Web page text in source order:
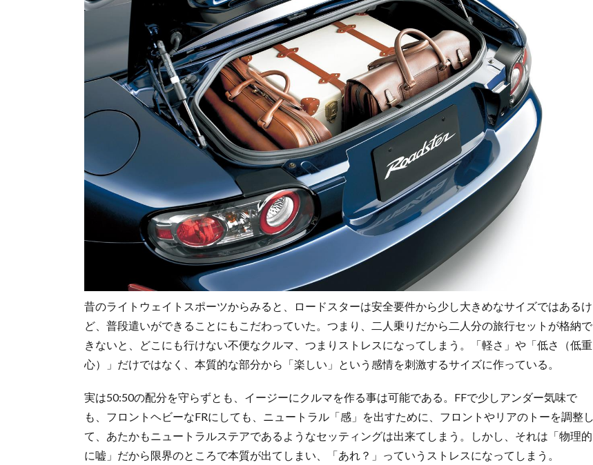
昔のライトウェイトスポーツからみると、ロードスターは安全要件から少し大きめなサイズではあるけ
ど、普段遣いができることにもこだわっていた。つまり、二人乗りだから二人分の旅行セットが格納で
きないと、どこにも行けない不便なクルマ、つまりストレスになってしまう。「軽さ」や「低さ（低重
心）」だけではなく、本質的な部分から「楽しい」という感情を刺激するサイズに作っている。
実は50:50の配分を守らずとも、イージーにクルマを作る事は可能である。FFで少しアンダー気味で
も、フロントヘビーなFRにしても、ニュートラル「感」を出すために、フロントやリアのトーを調整し
て、あたかもニュートラルステアであるようなセッティングは出来てしまう。しかし、それは「物理的
に嘘」だから限界のところで本質が出てしまい、「あれ？」っていうストレスになってしまう。